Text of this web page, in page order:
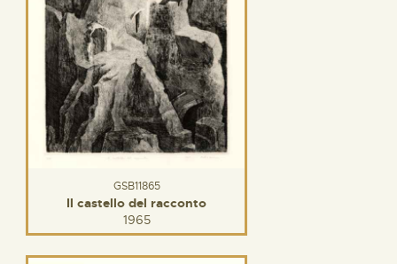
GSB11865
Il castello del racconto
1965